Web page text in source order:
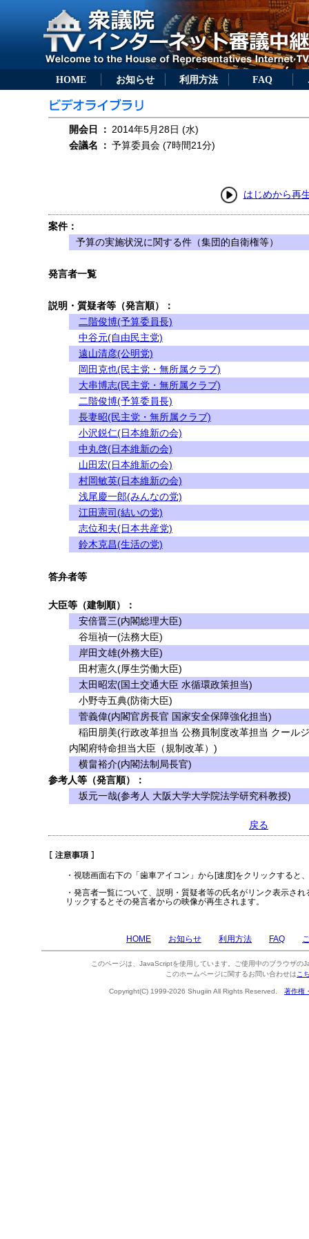
HOME お知らせ 利用方法 FAQ
開会日 ： 2014年5月28日 (水)
会議名
： 予算委員会 (7時間21分)
はじめから再
案件：
予算の実施状況に関する件（集団的自衛権等）
発言者一覧
説明・質疑者等（発言順）：
二階俊博(予算委員長)
中谷元(自由民主党)
遠山清彦(公明党)
岡田克也(民主党・無所属クラブ)
大串博志(民主党・無所属クラブ)
二階俊博(予算委員長)
長妻昭(民主党・無所属クラブ)
小沢鋭仁(日本維新の会)
中丸啓(日本維新の会)
山田宏(日本維新の会)
村岡敏英(日本維新の会)
浅尾慶一郎(みんなの党)
江田憲司(結いの党)
志位和夫(日本共産党)
鈴木克昌(生活の党)
答弁者等
大臣等（建制順）：
安倍晋三(内閣総理大臣)
谷垣禎一(法務大臣)
岸田文雄(外務大臣)
田村憲久(厚生労働大臣)
太田昭宏(国土交通大臣 水循環政策担当)
小野寺五典(防衛大臣)
菅義偉(内閣官房長官 国家安全保障強化担当)
稲田朋美(行政改革担当 公務員制度改革担当 クール
内閣府特命担当大臣（規制改革）)
横畠裕介(内閣法制局長官)
参考人等（発言順）：
坂元一哉(参考人 大阪大学大学院法学研究科教授)
戻る
・視聴画面右下の「歯車アイコン」から[速度]をクリックすると
・発言者一覧について、説明・質疑者等の氏名がリンク表示さ
リックするとその発言者からの映像が再生されます。
HOME お知らせ 利用方法 FAQ
このページは、JavaScriptを使用しています。ご使用中のブラウザの
このホームページに関するお問い合わせは こ
Copyright(C) 1999-2026 Shugiin All Rights Reserved. 著作権